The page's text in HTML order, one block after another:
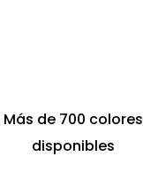
Más de 700 colores
disponibles